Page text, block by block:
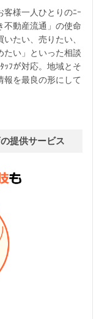
様一人ひとりのﾆｰ
不動産流通」の使命
たい、売りたい、
たい」といった相談
ｯﾌが対応。地域とそ
報を最良の形にして
提供サービス